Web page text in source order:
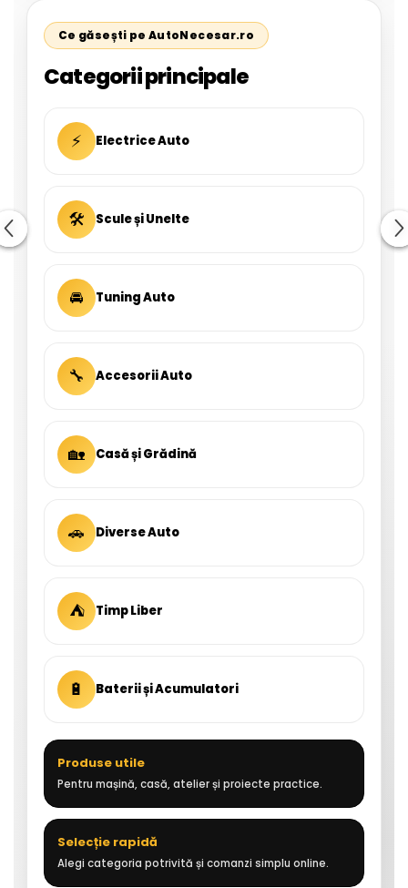
Ce găsești pe AutoNecesar.ro
Categorii principale
⚡ Electrice Auto
🛠 Scule și Unelte
🚘 Tuning Auto
🔧 Accesorii Auto
🏡 Casă și Grădină
🚗 Diverse Auto
⛺ Timp Liber
🔋 Baterii și Acumulatori
Produse utile
Pentru mașină, casă, atelier și proiecte practice.
Selecție rapidă
Alegi categoria potrivită și comanzi simplu online.